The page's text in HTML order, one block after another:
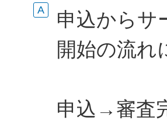
申込から
開始の流れ
申込→審査